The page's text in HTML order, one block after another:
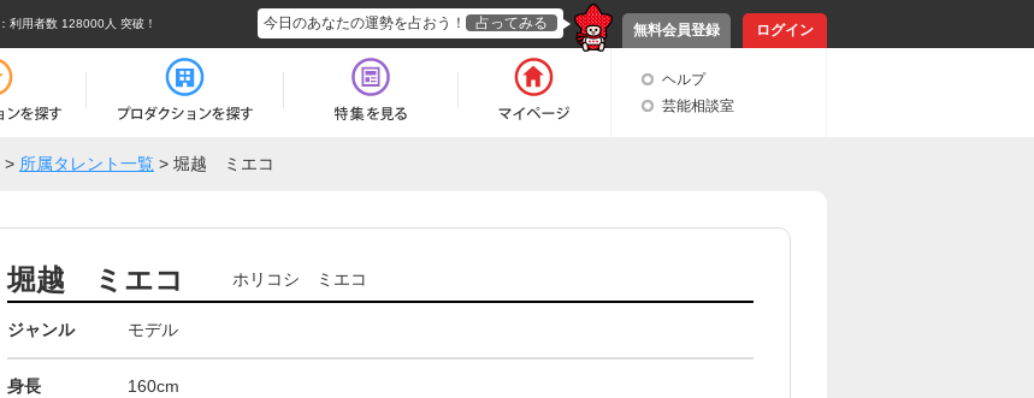
：利用者数 128000人 突破！ 無料会員登録 ログイン
今日のあなたの運勢を占おう！ 占ってみる
ヘルプ
芸能相談室
> 所属タレント一覧 > 堀越 ミエコ
堀越 ミエコ ホリコシ ミエコ
ジャンル モデル
身長 160cm